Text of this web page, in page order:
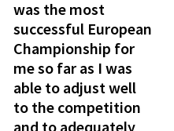
was the most
successful European
Championship for
me so far as I was
able to adjust well
to the competition
and to adequately